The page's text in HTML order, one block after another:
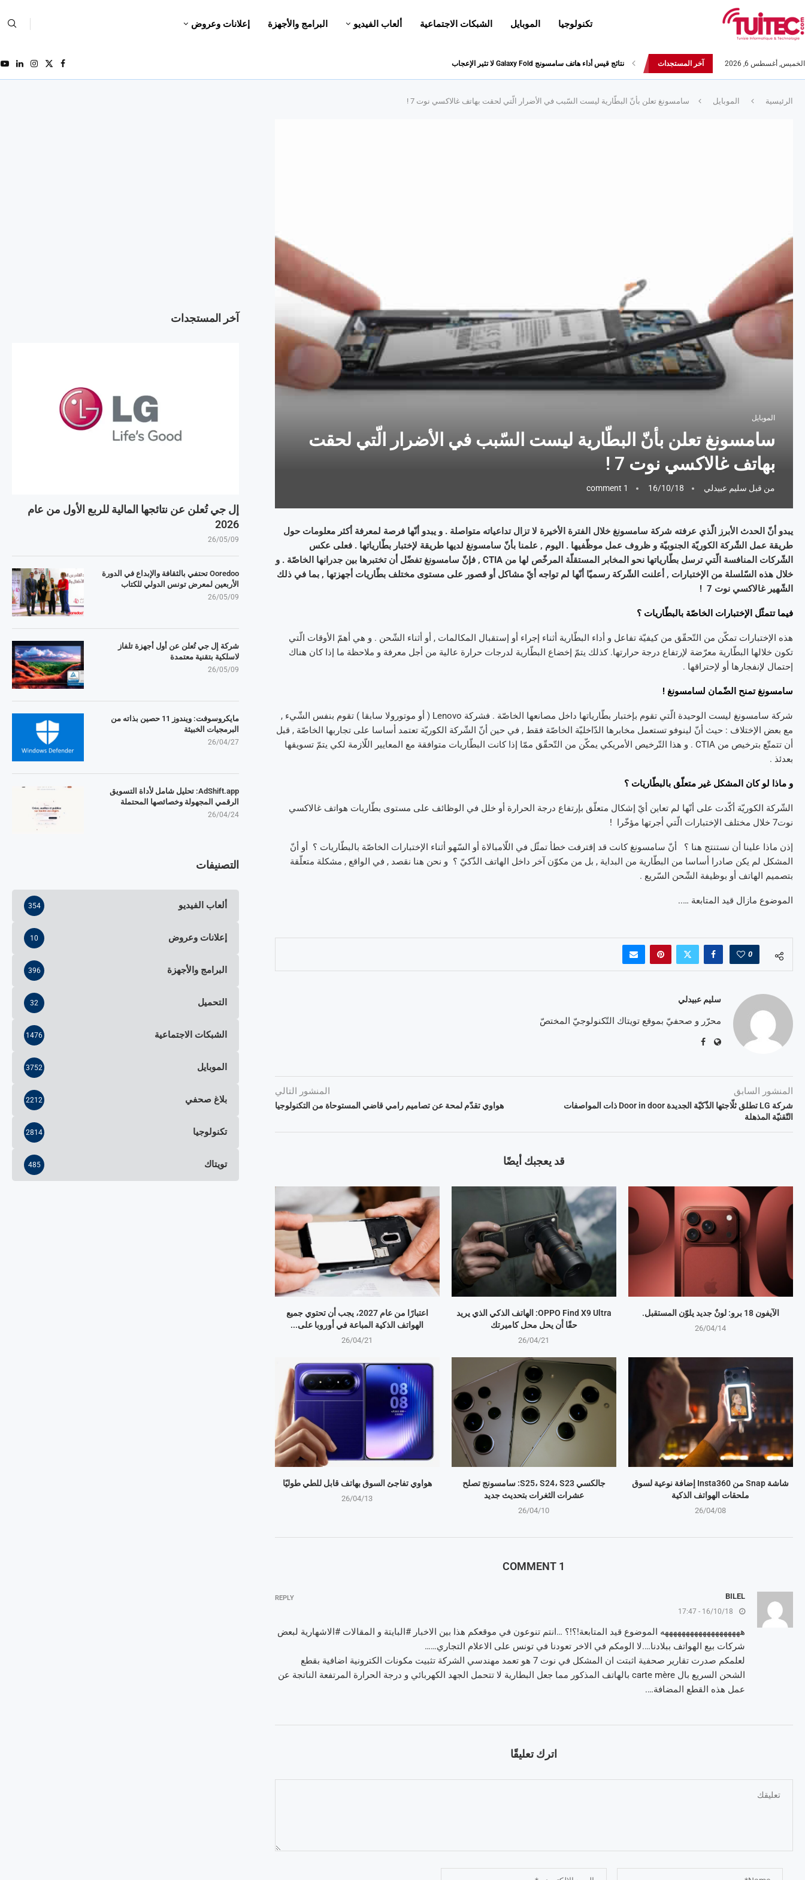
تكنولوجيا الموبايل الشبكات الاجتماعية ألعاب الفيديو البرامج والأجهزة إعلانات وعروض
الخميس, أغسطس 6, 2026 آخر المستجدات نتائج قيس أداء هاتف سامسونج Galaxy Fold لا تثير الإعجاب
الرئيسية الموبايل سامسونغ تعلن بأنّ البطّارية ليست السّبب في الأضرار الّتي لحقت بهاتف غالاكسي نوت 7 !
الموبايل
سامسونغ تعلن بأنّ البطّارية ليست السّبب في الأضرار الّتي لحقت
بهاتف غالاكسي نوت 7 !
من قبل سليم عبيدلي 16/10/18
1 comment
يبدو أنّ الحدث الأبرز الّذي عرفته شركة سامسونغ خلال الفترة الأخيرة لا تزال تداعياته متواصلة . و يبدو أنّها فرصة لمعرفة أكثر معلومات حول
طريقة عمل الشّركة الكوريّة الجنوبيّة و ظروف عمل موظّفيها . اليوم , علمنا بأنّ سامسونغ لديها طريقة لإختبار بطّارياتها . فعلى عكس
الشّركات المنافسة الّتي ترسل بطّارياتها نحو المخابر المستقلّة المرخّص لها من CTIA , فإنّ سامسونغ تفضّل أن تختبرها بين جدرانها الخاصّة . و
خلال هذه السّلسلة من الإختبارات , أعلنت الشّركة رسميّا أنّها لم تواجه أيّ مشاكل أو قصور على مستوى مختلف بطّاريات أجهزتها , بما في ذلك
الشّهير غالاكسي نوت 7 !
فيما تتمثّل الإختبارات الخاصّة بالبطّاريات ؟
هذه الإختبارات تمكّن من التّحقّق من كيفيّة تفاعل و أداء البطّارية أثناء إجراء أو إستقبال المكالمات , أو أثناء الشّحن . و هي أهمّ الأوقات الّتي
تكون خلالها البطّارية معرّضة لإرتفاع درجة حرارتها. كذلك يتمّ إخضاع البطّارية لدرجات حرارة عالية من أجل معرفة و ملاحظة ما إذا كان هناك
إحتمال لإنفجارها أو لإحتراقها .
سامسونغ تمنح الضّمان لسامسونغ !
شركة سامسونغ ليست الوحيدة الّتي تقوم بإختبار بطّارياتها داخل مصانعها الخاصّة . فشركة Lenovo ( أو موتورولا سابقا ) تقوم بنفس الشّيء ,
مع بعض الإختلاف : حيث أنّ لينوفو تستعمل مخابرها الدّاخليّة الخاصّة فقط , في حين أنّ الشّركة الكوريّة تعتمد أساسا على تجاربها الخاصّة , قبل
أن تتمتّع بترخيص من CTIA . و هذا التّرخيص الأمريكي يمكّن من التّحقّق ممّا إذا كانت البطّاريات متوافقة مع المعايير اللّازمة لكي يتمّ تسويقها
بعدئذ .
و ماذا لو كان المشكل غير متعلّق بالبطّاريات ؟
الشّركة الكوريّة أكّدت على أنّها لم تعاين أيّ إشكال متعلّق بإرتفاع درجة الحرارة أو خلل في الوظائف على مستوى بطّاريات هواتف غالاكسي
نوت7 خلال مختلف الإختبارات الّتي أجرتها مؤخّرا !
إذن ماذا علينا أن نستنتج هنا ؟ أنّ سامسونغ كانت قد إقترفت خطأ تمثّل في اللّامبالاة أو السّهو أثناء الإختبارات الخاصّة بالبطّاريات ؟ أو أنّ
المشكل لم يكن صادرا أساسا من البطّارية من البداية , بل من مكوّن آخر داخل الهاتف الذّكيّ ؟ و نحن هنا نقصد , في الواقع , مشكلة متعلّقة
بتصميم الهاتف أو بوظيفة الشّحن السّريع .
الموضوع مازال قيد المتابعة …..
0
سليم عبيدلي
محرّر و صحفيّ بموقع تويتاك التّكنولوجيّ المختصّ
المنشور السابق
شركة LG تطلق ثلّاجتها الذّكيّة الجديدة Door in door ذات المواصفات
التّقنيّة المذهلة
المنشور التالي
هواوي تقدّم لمحة عن تصاميم رامي قاضي المستوحاة من التكنولوجيا
قد يعجبك أيضًا
اعتبارًا من عام 2027، يجب أن تحتوي جميع
الهواتف الذكية المباعة في أوروبا على...
26/04/21
OPPO Find X9 Ultra: الهاتف الذكي الذي يريد
حقًا أن يحل محل كاميرتك
26/04/21
الآيفون 18 برو: لونٌ جديد يلوّن المستقبل.
26/04/14
هواوي تفاجئ السوق بهاتف قابل للطي طوليًا
26/04/13
جالكسي S25، S24، S23: سامسونج تصلح
عشرات الثغرات بتحديث جديد
26/04/10
شاشة Snap من Insta360 إضافة نوعية لسوق
ملحقات الهواتف الذكية
26/04/08
1 COMMENT
BILEL
16/10/18 - 17:47
هههههههههههههههههههه الموضوع قيد المتابعة!؟!؟ …انتم تنوعون في موقعكم هذا بين الاخبار #البايتة و المقالات #الاشهارية لبعض
شركات بيع الهواتف ببلادنا….لا الومكم في الاخر تعودنا في تونس على الاعلام التجاري……
لعلمكم صدرت تقارير صحفية اثبتت ان المشكل في نوت 7 هو تعمد مهندسي الشركة تثبيت مكونات الكترونية اضافية بقطع
الشحن السريع بال carte mère بالهاتف المذكور مما جعل البطارية لا تتحمل الجهد الكهربائي و درجة الحرارة المرتفعة الناتجة عن
عمل هذه القطع المضافة….
REPLY
اترك تعليقًا
آخر المستجدات
إل جي تُعلن عن نتائجها المالية للربع الأول من عام
2026
26/05/09
Ooredoo تحتفي بالثقافة والإبداع في الدورة
الأربعين لمعرض تونس الدولي للكتاب
26/05/09
شركة إل جي تُعلن عن أول أجهزة تلفاز
لاسلكية بتقنية معتمدة
26/05/09
مايكروسوفت: ويندوز 11 حصين بذاته من
البرمجيات الخبيثة
26/04/27
AdShift.app: تحليل شامل لأداة التسويق
الرقمي المجهولة وخصائصها المحتملة
26/04/24
التصنيفات
ألعاب الفيديو 354
إعلانات وعروض 10
البرامج والأجهزة 396
التحميل 32
الشبكات الاجتماعية 1476
الموبايل 3752
بلاغ صحفي 2212
تكنولوجيا 2814
تويتاك 485